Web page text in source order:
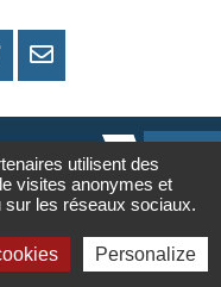
Contact

Newsletter
PARTAGER
TWITTER
PARTAGER
E-
MAIL
utilisent des
visites anonymes et
les réseaux sociaux.
Personalize